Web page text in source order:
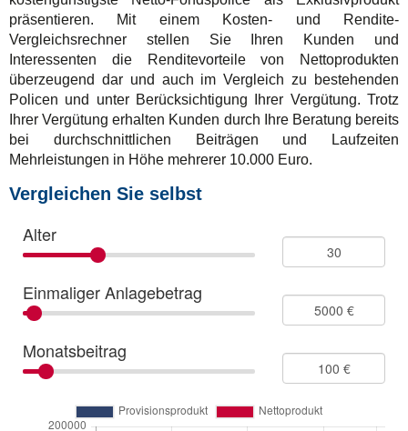
präsentieren. Mit einem Kosten- und Rendite-
Vergleichsrechner stellen Sie Ihren Kunden und
Interessenten die Renditevorteile von Nettoprodukten
überzeugend dar und auch im Vergleich zu bestehenden
Policen und unter Berücksichtigung Ihrer Vergütung. Trotz
Ihrer Vergütung erhalten Kunden durch Ihre Beratung bereits
bei durchschnittlichen Beiträgen und Laufzeiten
Mehrleistungen in Höhe mehrerer 10.000 Euro.
Vergleichen Sie selbst